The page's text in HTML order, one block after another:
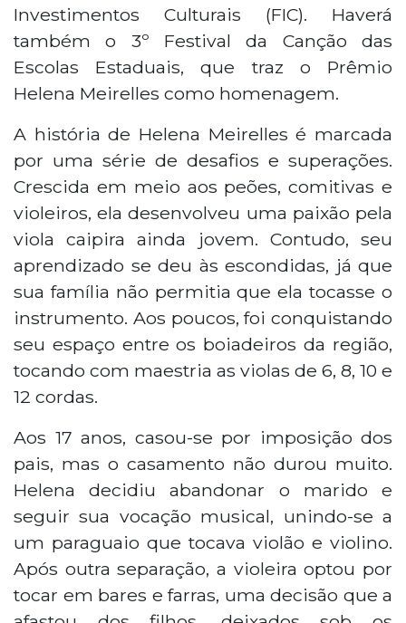
Investimentos Culturais (FIC). Haverá
também o 3º Festival da Canção das
Escolas Estaduais, que traz o Prêmio
Helena Meirelles como homenagem.
A história de Helena Meirelles é marcada
por uma série de desafios e superações.
Crescida em meio aos peões, comitivas e
violeiros, ela desenvolveu uma paixão pela
viola caipira ainda jovem. Contudo, seu
aprendizado se deu às escondidas, já que
sua família não permitia que ela tocasse o
instrumento. Aos poucos, foi conquistando
seu espaço entre os boiadeiros da região,
tocando com maestria as violas de 6, 8, 10 e
12 cordas.
Aos 17 anos, casou-se por imposição dos
pais, mas o casamento não durou muito.
Helena decidiu abandonar o marido e
seguir sua vocação musical, unindo-se a
um paraguaio que tocava violão e violino.
Após outra separação, a violeira optou por
tocar em bares e farras, uma decisão que a